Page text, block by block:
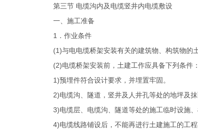
第三节 电缆沟内及电缆竖井内电缆敷设
一、施工准备
1．作业条件
(1)与电电缆桥架安装有关的建筑物、构筑物的
(2)电缆桥架安装前，土建工作应具备下列条件：
1)预埋件符合设计要求，并埋置牢固。
2)电缆沟、隧道，竖井及人井孔等处的地坪及抹
3)电缆层、电缆沟、隧道等处的施工临时设施
4)电缆线路铺设后，不能再进行土建施工的工程